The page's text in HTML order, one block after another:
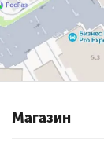
Магазин